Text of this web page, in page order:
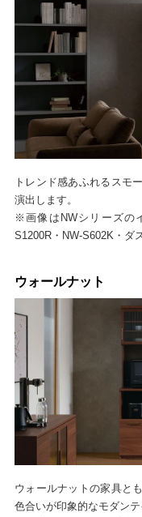
トレンド感あふれるスモ
演出します。
※画像はNWシリーズの
S1200R・NW-S602K・ダ
ウォールナット
ウォールナットの家具と
色合いが印象的なモダンテ